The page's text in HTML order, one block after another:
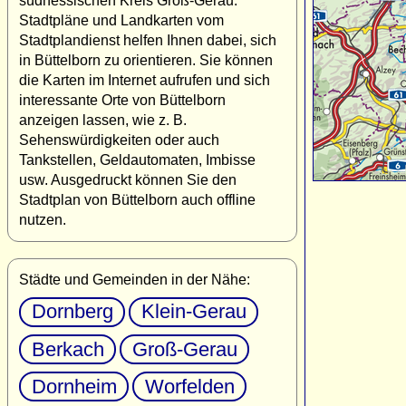
Stadtpläne und Landkarten vom
Stadtplandienst helfen Ihnen dabei, sich
in Büttelborn zu orientieren. Sie können
die Karten im Internet aufrufen und sich
interessante Orte von Büttelborn
anzeigen lassen, wie z. B.
Sehenswürdigkeiten oder auch
Tankstellen, Geldautomaten, Imbisse
usw. Ausgedruckt können Sie den
Stadtplan von Büttelborn auch offline
nutzen.
Städte und Gemeinden in der Nähe:
Dornberg
Klein-Gerau
Berkach
Groß-Gerau
Dornheim
Worfelden